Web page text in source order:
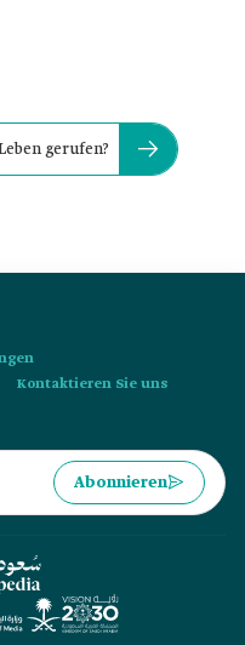
gerufen?
Kontaktieren Sie uns
Abonnieren